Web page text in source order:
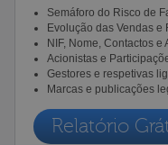
Semáforo do Risco de
Evolução das Vendas e
NIF, Nome, Contactos
Acionistas e
Gestores e respetivas
Marcas e publicações
Relatório